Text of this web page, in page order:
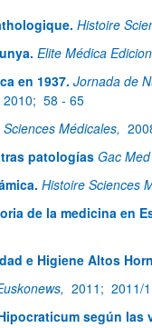
Histoire
Elite Médica
en 1937. Jornada de
2010; 58 - 65
Médicales,
patologías Gac
Histoire Sciences
de la medicina en
e Higiene Altos
2011; 2011/
según las